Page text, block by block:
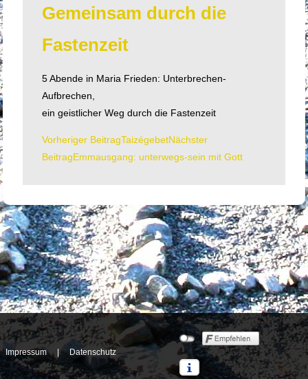
Gemeinsam durch die
Fastenzeit
5 Abende in Maria Frieden: Unterbrechen-
Aufbrechen,
ein geistlicher Weg durch die Fastenzeit
Beitrags-
Vorheriger BeitragTaizégebetNächster
BeitragEmmausgang: unterwegs-sein mit Gott
Impressum | Datenschutz